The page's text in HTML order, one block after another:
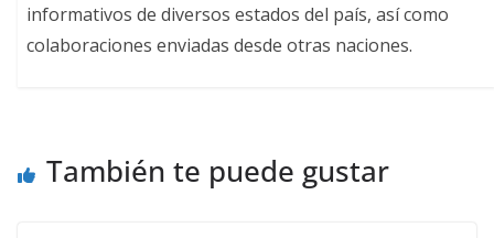
informativos de diversos estados del país, así como
colaboraciones enviadas desde otras naciones.
También te puede gustar